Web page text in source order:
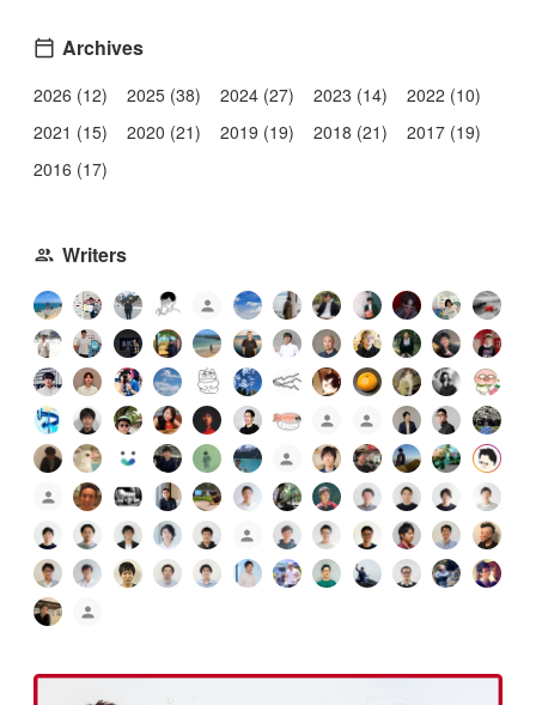
Archives
2026 (12) 2025 (38) 2024 (27) 2023 (14)
2022 (10)
2021 (15)
2020 (21) 2019 (19) 2018 (21)
2017 (19)
2016 (17)
Writers